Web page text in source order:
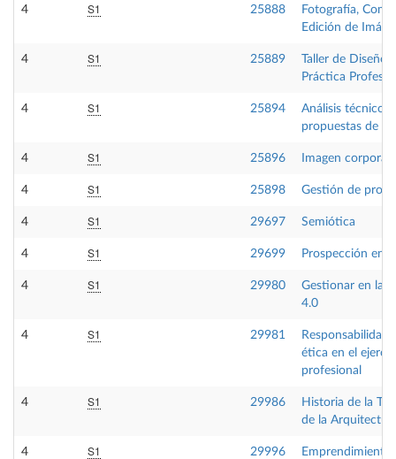
4 S1 25888
Fotografía,
Edición de
4 S1 25889
Taller de Diseño
Práctica
4 S1 25894
Análisis técnico
propuestas de
4 S1 25896 Imagen
4 S1 25898 Gestión de
4 S1 29697 Semiótica
4 S1 29699 Prospección en
4 S1 29980
Gestionar en la
4.0
4 S1 29981
Responsabilidad
ética en el
profesional
4 S1 29986
Historia de la
de la
4 S1 29996
Emprendimiento